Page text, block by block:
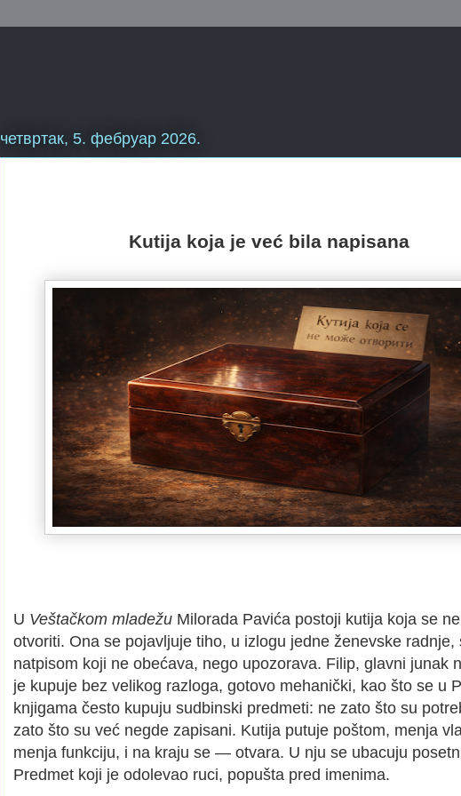
четвртак, 5. фебруар 2026.
Kutija koja je već bila napisana
U Veštačkom mladežu Milorada Pavića postoji kutija koja se
otvoriti. Ona se pojavljuje tiho, u izlogu jedne ženevske radnje,
natpisom koji ne obećava, nego upozorava. Filip, glavni junak
je kupuje bez velikog razloga, gotovo mehanički, kao što se u
knjigama često kupuju sudbinski predmeti: ne zato što su
zato što su već negde zapisani. Kutija putuje poštom, menja
menja funkciju, i na kraju se — otvara. U nju se ubacuju
Predmet koji je odolevao ruci, popušta pred imenima.